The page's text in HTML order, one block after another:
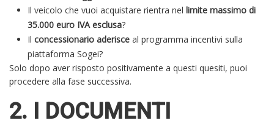
Il veicolo che vuoi acquistare rientra nel limite massimo di
35.000 euro IVA esclusa?
Il concessionario aderisce al programma incentivi sulla
piattaforma Sogei?
Solo dopo aver risposto positivamente a questi quesiti, puoi
procedere alla fase successiva.
2. I DOCUMENTI